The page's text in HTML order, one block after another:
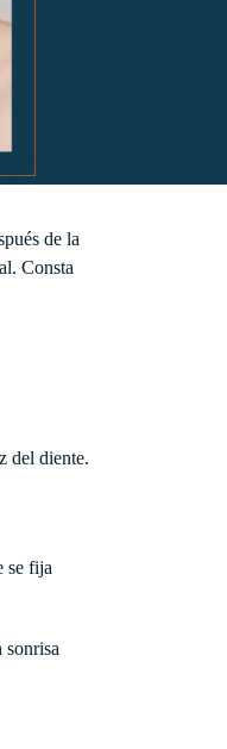
de la
Consta
del diente.
se fija